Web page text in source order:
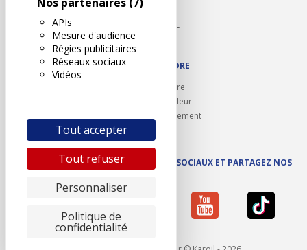
APIs
Mesure d'audience
Régies publicitaires
Réseaux sociaux
Vidéos
Tout accepter
Tout refuser
Personnaliser
Politique de
confidentialité
Karoil
Autovision PL
Motovision
NOUS REJOINDRE
Ouvrir un centre
Devenez contrôleur
Carrières et recrutement
SUIVEZ AUTOVISION SUR LES RÉSEAUX SOCIAUX ET PARTAGEZ NOS